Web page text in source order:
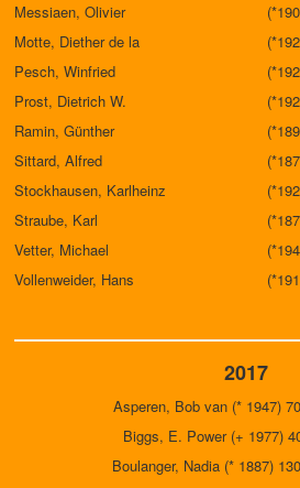
Messiaen, Olivier
Motte, Diether de la
Pesch, Winfried
Prost, Dietrich W.
Ramin, Günther
Sittard, Alfred
Stockhausen, Karlheinz
Straube, Karl
Vetter, Michael
Vollenweider, Hans
2017
Asperen, Bob van (* 1947)
Biggs, E. Power (+ 1977)
Boulanger, Nadia (* 1887)